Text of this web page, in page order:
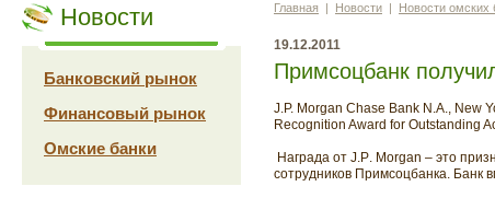
Новости
Банковский рынок
Финансовый рынок
Омские банки
Главная | Новости | Новости омских
19.12.2011
Примсоцбанк
J.P. Morgan Chase Bank N.A., New
Recognition Award for Outstanding
Награда от J.P. Morgan – это
сотрудников Примсоцбанка. Банк